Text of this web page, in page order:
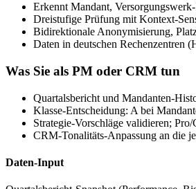
Erkennt Mandant,
Dreistufige Prüfung mit Kontext-
Bidirektionale Anonymisierung,
Daten in deutschen
Was Sie als PM oder CRM tun
Quartalsbericht und Mandanten-
Klasse-Entscheidung: A bei
Strategie-Vorschläge validieren;
CRM-Tonalitäts-Anpassung an die
Daten-Input